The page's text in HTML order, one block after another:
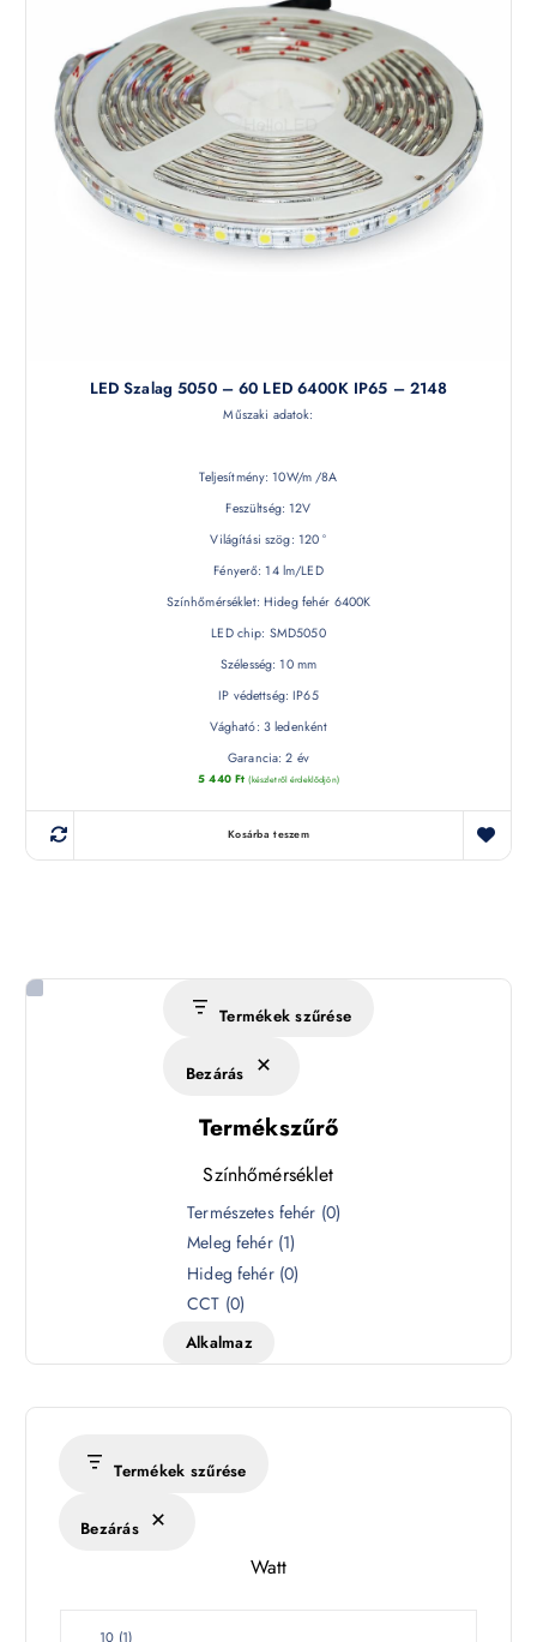
LED Szalag 5050 – 60 LED 6400K IP65 – 2148
Műszaki adatok:
Teljesítmény: 10W/m /8A
Feszültség: 12V
Világítási szög: 120 °
Fényerő: 14 lm/LED
Színhőmérséklet: Hideg fehér 6400K
LED chip: SMD5050
Szélesség: 10 mm
IP védettség: IP65
Vágható: 3 ledenként
Garancia: 2 év
5 440 Ft (készletről érdeklődjön)
Kosárba teszem
Termékek szűrése
Bezárás
Termékszűrő
Színhőmérséklet
é
s
k
Természetes fehér (0)
Meleg fehér (1)
Hideg fehér (0)
CCT (0)
Alkalmaz
Termékek szűrése
Bezárás
Watt
W10 (1)